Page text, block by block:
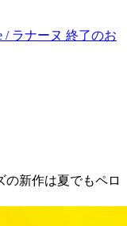
/ ラナーヌ 終了のお
の新作は夏でもペロ